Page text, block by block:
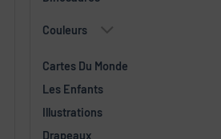
Couleurs
Cartes Du Monde
Les Enfants
Illustrations
Drapeaux